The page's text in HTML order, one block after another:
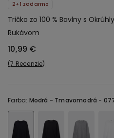
2+1 zadarmo
Tričko zo 100 % Bavlny s
Rukávom
10,99 €
7 Recenzie
Farba: Modrá - Tmavomodrá -